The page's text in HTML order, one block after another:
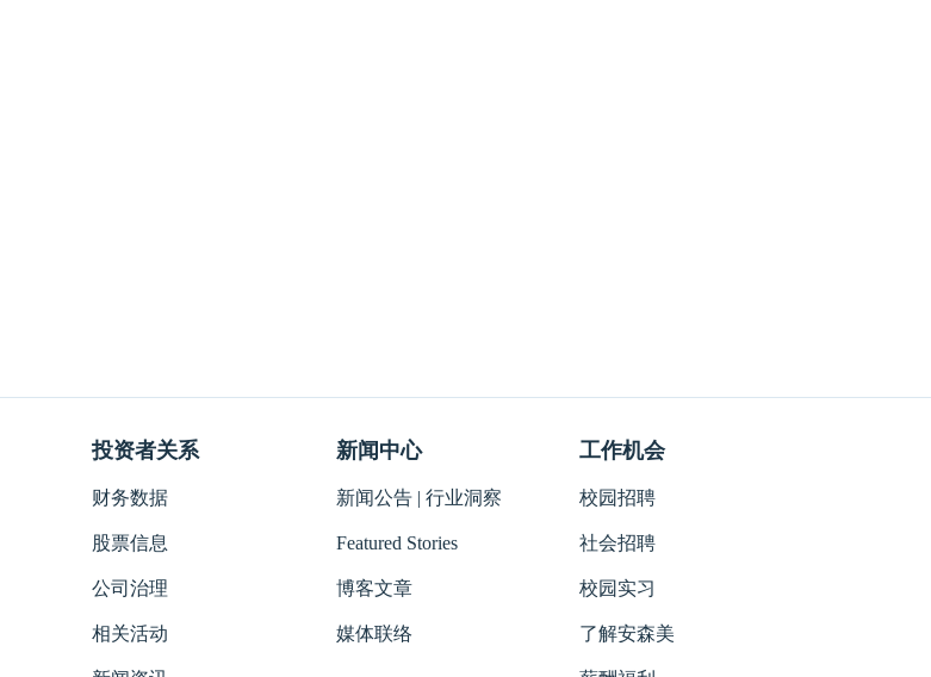
投资者关系
财务数据
股票信息
公司治理
相关活动
新闻中心
新闻公告 | 行业洞察
Featured Stories
博客文章
媒体联络
工作机会
校园招聘
社会招聘
校园实习
了解安森美